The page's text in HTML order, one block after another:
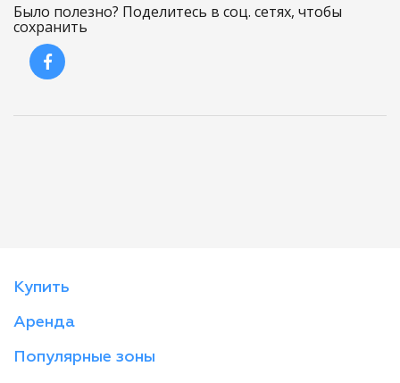
Было полезно? Поделитесь в соц. сетях, чтобы
сохранить
Купить
Аренда
Популярные зоны